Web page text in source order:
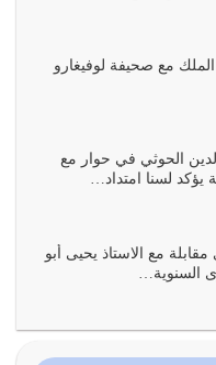
عن كتاب الله والتعدي
الله وعن هدى الله
وطاعة للشيطان كلما كانوا
الأبدية والرزق
مع صحيفة لوفيغارو
الحوثي في حوار مع
يؤكد لسنا امتداد…
مع الاستاذ يحيى أبو
السنوية…